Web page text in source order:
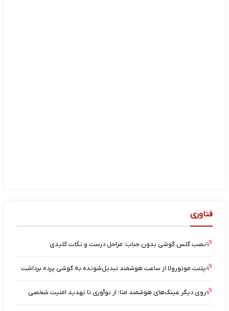
فناوری
نصب گلس گوشی بدون حباب؛ مراحل درست و نکات کلیدی
پتنت موتورولا از ساعت هوشمند تبدیل‌شونده به گوشی پرده برداشت
روی دیگر عینک‌های هوشمند متا؛ از نوآوری تا تهدید امنیت شخصی